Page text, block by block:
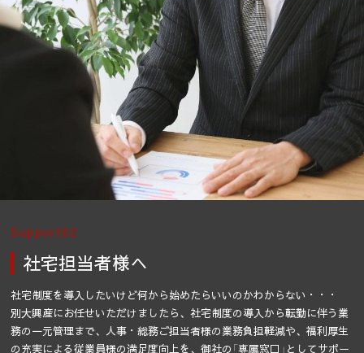
Support02
社宅担当者様へ
社宅制度を導入したいけど何から始めたらいいのかわからない・・・
別大興産にお任せいただけましたら、社宅制度の導入から転勤に伴う業
務の一元管理まで、 人事・総務ご担当者様の業務負担軽減や、福利厚生
の充実による従業員様の満足度向上を、御社の「専属窓口」としてサポー